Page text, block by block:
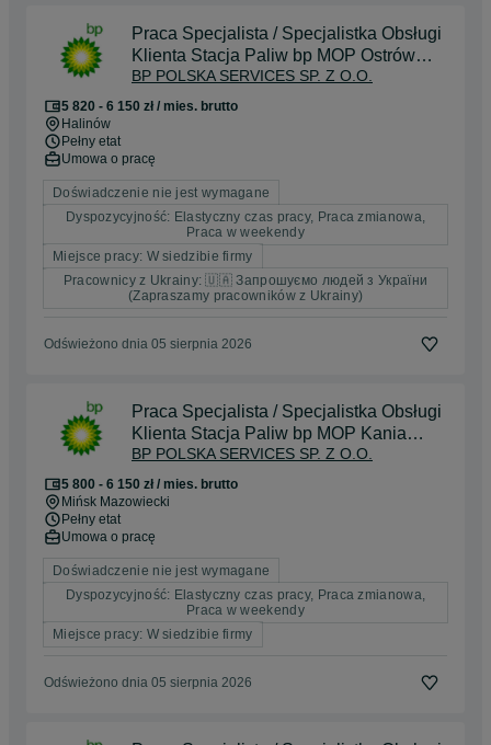
Praca Specjalista / Specjalistka Obsługi
Klienta Stacja Paliw bp MOP Ostrów
Kania Północ
BP POLSKA SERVICES SP. Z O.O.
5 820 - 6 150 zł / mies. brutto
Halinów
Pełny etat
Umowa o pracę
Doświadczenie nie jest wymagane
Dyspozycyjność: Elastyczny czas pracy, Praca zmianowa,
Praca w weekendy
Miejsce pracy: W siedzibie firmy
Pracownicy z Ukrainy: 🇺🇦 Запрошуємо людей з України
(Zapraszamy pracowników z Ukrainy)
Odświeżono dnia 05 sierpnia 2026
Praca Specjalista / Specjalistka Obsługi
Klienta Stacja Paliw bp MOP Kania
Południe
BP POLSKA SERVICES SP. Z O.O.
5 800 - 6 150 zł / mies. brutto
Mińsk Mazowiecki
Pełny etat
Umowa o pracę
Doświadczenie nie jest wymagane
Dyspozycyjność: Elastyczny czas pracy, Praca zmianowa,
Praca w weekendy
Miejsce pracy: W siedzibie firmy
Odświeżono dnia 05 sierpnia 2026